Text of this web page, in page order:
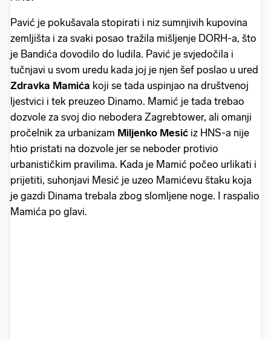
Pavić je pokušavala stopirati i niz sumnjivih kupovina
zemljišta i za svaki posao tražila mišljenje DORH-a, što
je Bandića dovodilo do ludila. Pavić je svjedočila i
tučnjavi u svom uredu kada joj je njen šef poslao u ured
Zdravka Mamića koji se tada uspinjao na društvenoj
ljestvici i tek preuzeo Dinamo. Mamić je tada trebao
dozvole za svoj dio nebodera Zagrebtower, ali omanji
pročelnik za urbanizam Miljenko Mesić iz HNS-a nije
htio pristati na dozvole jer se neboder protivio
urbanističkim pravilima. Kada je Mamić počeo urlikati i
prijetiti, suhonjavi Mesić je uzeo Mamićevu štaku koja
je gazdi Dinama trebala zbog slomljene noge. I raspalio
Mamića po glavi.